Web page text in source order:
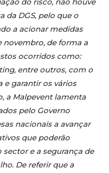
da DGS, pelo que o
a acionar medidas
novembro, de forma a
ocorridos como:
entre outros, com o
e garantir os vários
a Malpevent lamenta
pelo Governo
nacionais a avançar
que poderão
e a segurança de
De referir que a